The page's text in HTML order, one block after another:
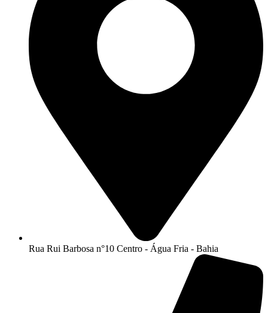
Rua Rui Barbosa n°10 Centro - Água Fria - Bahia